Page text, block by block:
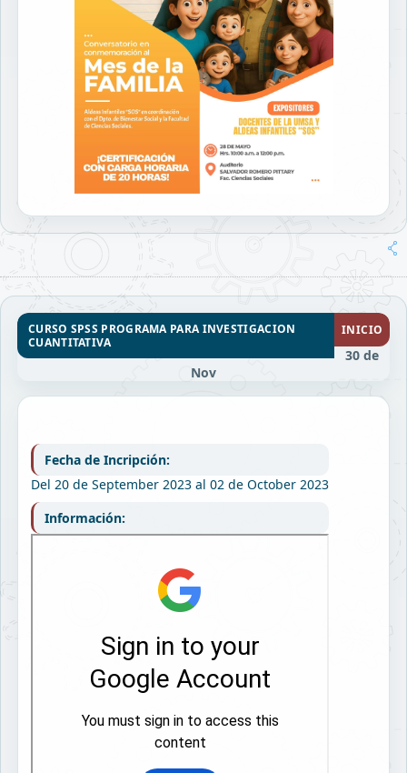
CURSO SPSS PROGRAMA PARA INVESTIGACION
CUANTITATIVA
INICIO
30 de
Nov
Fecha de Incripción:
Del 20 de September 2023 al 02 de October 2023
Información: